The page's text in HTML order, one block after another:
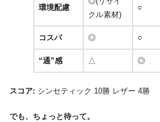
環境配慮
クル素材)
○
コスパ ◎ ○
“通”感 △ ◎
スコア: シンセティック 10勝 レザー 4勝
でも、ちょっと待って。